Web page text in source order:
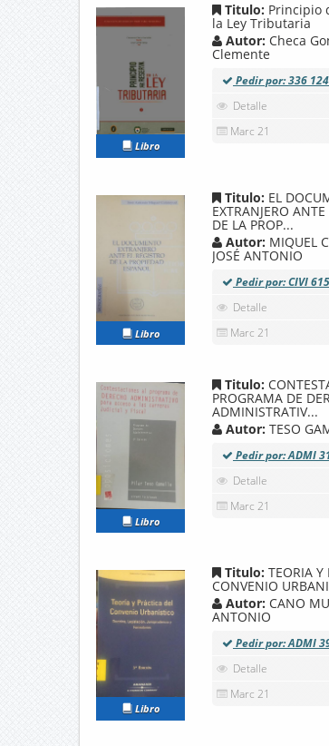
Libro
Titulo: Principio
la Ley Tributaria
Autor: Checa
Clemente
Pedir por: 336
Detalle
Marc 21
Libro
Titulo: EL
EXTRANJERO
DE LA PROP...
Autor: MIQUEL
JOSÉ ANTONIO
Pedir por: CIVI
Detalle
Marc 21
Libro
Titulo:
PROGRAMA DE
ADMINISTRATIV...
Autor: TESO
Pedir por: ADMI
Detalle
Marc 21
Libro
Titulo: TEORIA Y
CONVENIO
Autor: CANO
ANTONIO
Pedir por: ADMI
Detalle
Marc 21